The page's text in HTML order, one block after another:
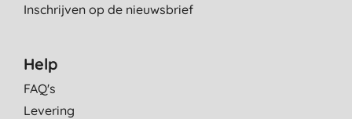
Inschrijven op de nieuwsbrief
Help
FAQ's
Levering